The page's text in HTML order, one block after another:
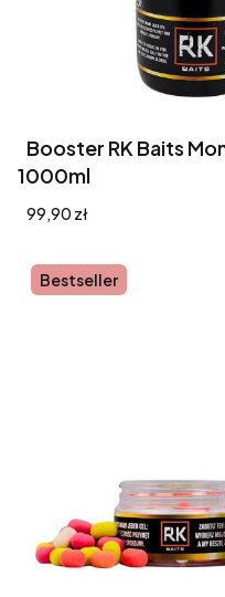
Booster RK Baits
1000ml
Cena
99,90 zł
Bestseller